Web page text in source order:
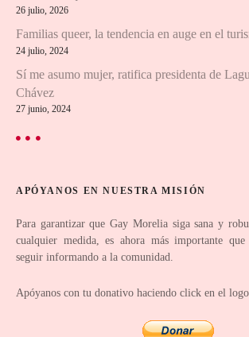
d
e
e
n
r
a
d
a
26 julio, 2026
Familias queer, la tendencia en auge en el
24 julio, 2024
Sí me asumo mujer, ratifica presidenta de
Chávez
27 junio, 2024
APÓYANOS EN NUESTRA MISIÓN
Para garantizar que Gay Morelia siga sana y
cualquier medida, es ahora más importante
seguir informando a la comunidad.
Apóyanos con tu donativo haciendo click en el logo.